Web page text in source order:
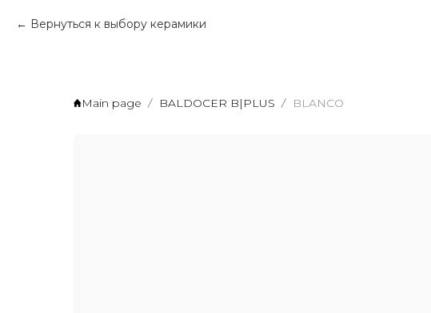
Вернуться к выбору керамики
Main page BALDOCER B|PLUS BLANCO